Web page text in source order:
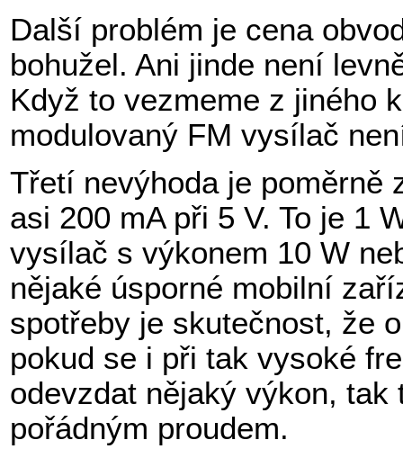
Další problém je cena
bohužel. Ani jinde není
Když to vezmeme z jiného
modulovaný FM vysílač
Třetí nevýhoda je poměrně
asi 200 mA při 5 V. To je 1
vysílač s výkonem 10 W
nějaké úsporné mobilní
spotřeby je skutečnost, že
pokud se i při tak vysoké
odevzdat nějaký výkon,
pořádným proudem.